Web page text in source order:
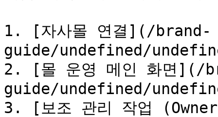
1. [자사몰 연결](/brand-
guide/undefined/
2. [몰 운영 메인 화면](/
guide/undefined/
3. [보조 관리 작업